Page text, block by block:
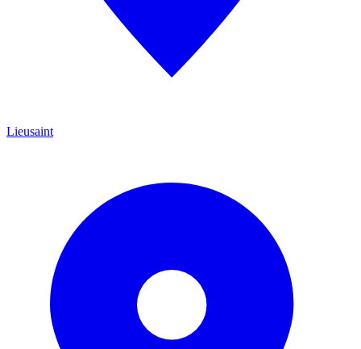
Lieusaint